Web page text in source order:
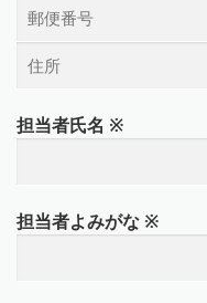
担当者氏名 ※
担当者よみがな ※